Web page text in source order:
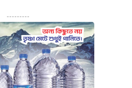
---------